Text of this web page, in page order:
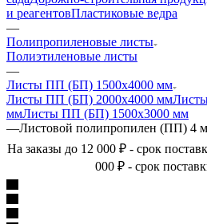
и реагентовПластиковые ведра
—
Полипропиленовые листы
Полиэтиленовые листы
—
Листы ПП (БП) 1500х4000 мм
Листы ПП (БП) 2000х4000 мм
ммЛисты ПП (БП) 1500х3000 мм
—Листовой полипропилен (ПП) 4
На заказы до 12 000 ₽ - срок
000 ₽ - срок